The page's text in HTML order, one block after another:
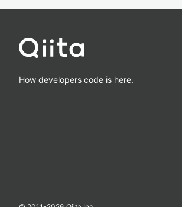
How developers code is here.